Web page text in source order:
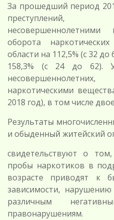
За прошедший период
оборота
области на 112,5% (с 32
158,3% (с 24 до 62).
наркотическими
2018 год), в том числе
Результаты
и обыденный житейский
свидетельствуют о
пробы наркотиков в
возрасте приводят к
зависимости,
различным
правонарушениям.